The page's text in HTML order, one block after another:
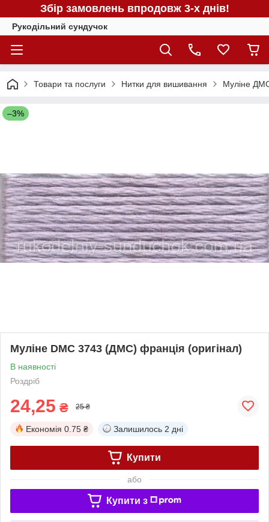
Збір замовлень впродовж 3-х днів!
Рукодільний сундучок
Товари та послуги Нитки для вишивання Муліне
–3%
Муліне DMC 3743 (ДМС) франція (оригінал)
В наявності
Роздріб
24,25 ₴ 25 ₴
Економія 0.75 ₴ Залишилось 2 дні
Купити
або
Купити з